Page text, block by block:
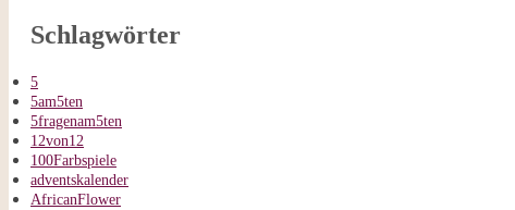
Schlagwörter
5
5am5ten
5fragenam5ten
12von12
100Farbspiele
adventskalender
AfricanFlower